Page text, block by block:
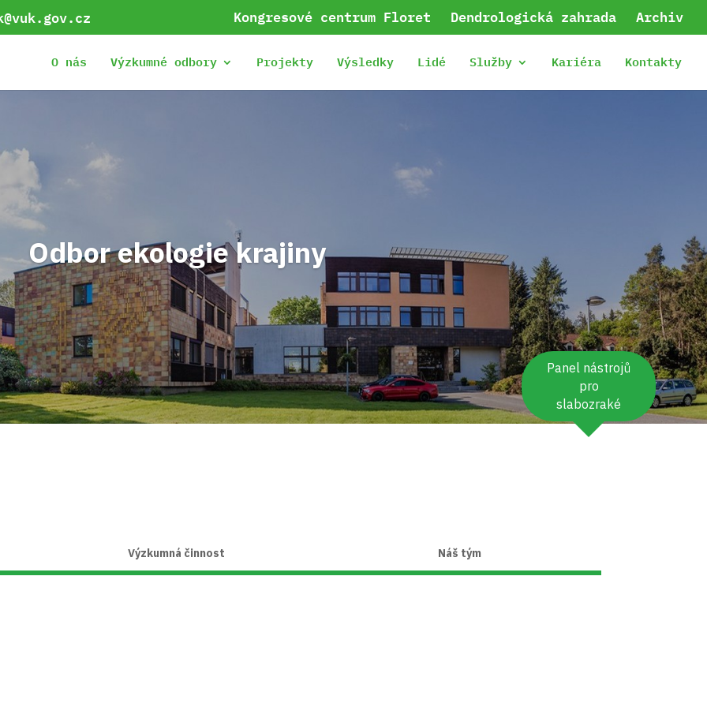
Panel nástrojů
pro
slabozraké
Kongresové centrum Floret Dendrologická zahrada Archiv
O nás Výzkumné odbory Projekty Výsledky Lidé Služby Kariéra Kontakty
Odbor ekologie krajiny
Výzkumná činnost Náš tým